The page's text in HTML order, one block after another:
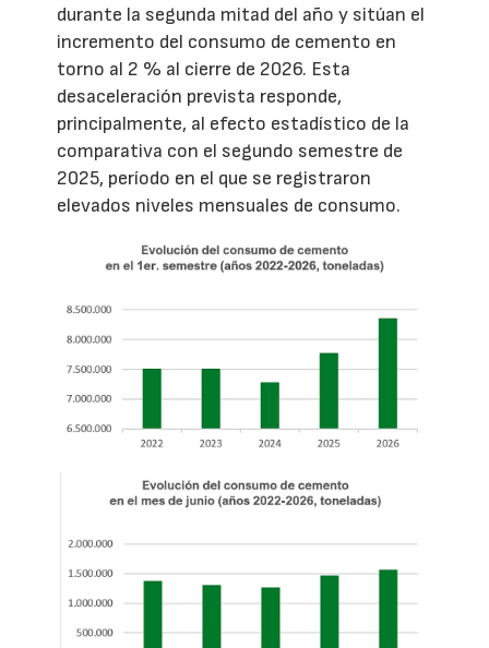
durante la segunda mitad del año y sitúan el
incremento del consumo de cemento en
torno al 2 % al cierre de 2026. Esta
desaceleración prevista responde,
principalmente, al efecto estadístico de la
comparativa con el segundo semestre de
2025, período en el que se registraron
elevados niveles mensuales de consumo.